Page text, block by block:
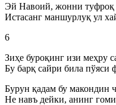
Эй Навоий, жонни туфроқ
Истасанг маншурлуқ ул
6
Зиҳе буроқинг изи меҳру
Бу барқ сайри била пўяси
Бурун қадам бу макондин
Не навъ дейки, анинг